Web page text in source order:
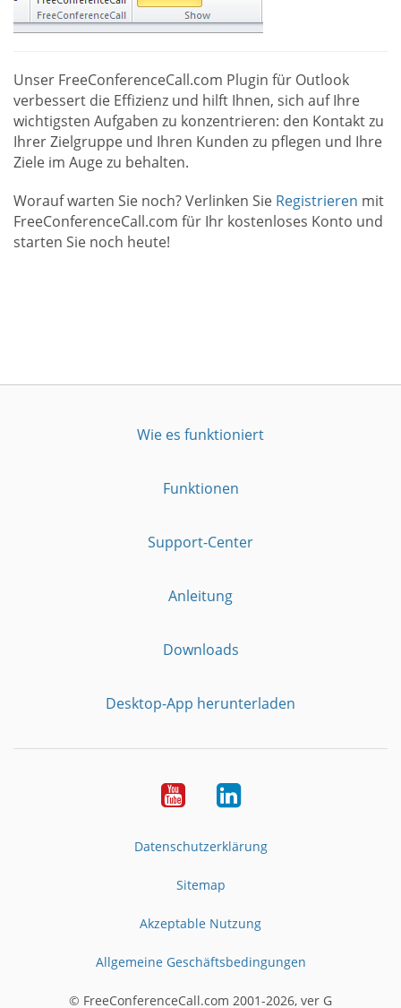
Unser FreeConferenceCall.com Plugin für Outlook
verbessert die Effizienz und hilft Ihnen, sich auf Ihre
wichtigsten Aufgaben zu konzentrieren: den Kontakt zu
Ihrer Zielgruppe und Ihren Kunden zu pflegen und Ihre
Ziele im Auge zu behalten.
Worauf warten Sie noch? Verlinken Sie Registrieren mit
FreeConferenceCall.com für Ihr kostenloses Konto und
starten Sie noch heute!
Wie es funktioniert
Funktionen
Support-Center
Anleitung
Downloads
Desktop-App herunterladen
YouTubeLinkedIn
Datenschutzerklärung
Sitemap
Akzeptable Nutzung
Allgemeine Geschäftsbedingungen
© FreeConferenceCall.com 2001-2026, ver G